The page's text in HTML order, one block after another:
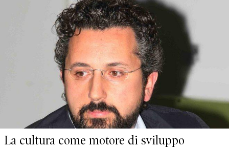
La cultura come motore di sviluppo